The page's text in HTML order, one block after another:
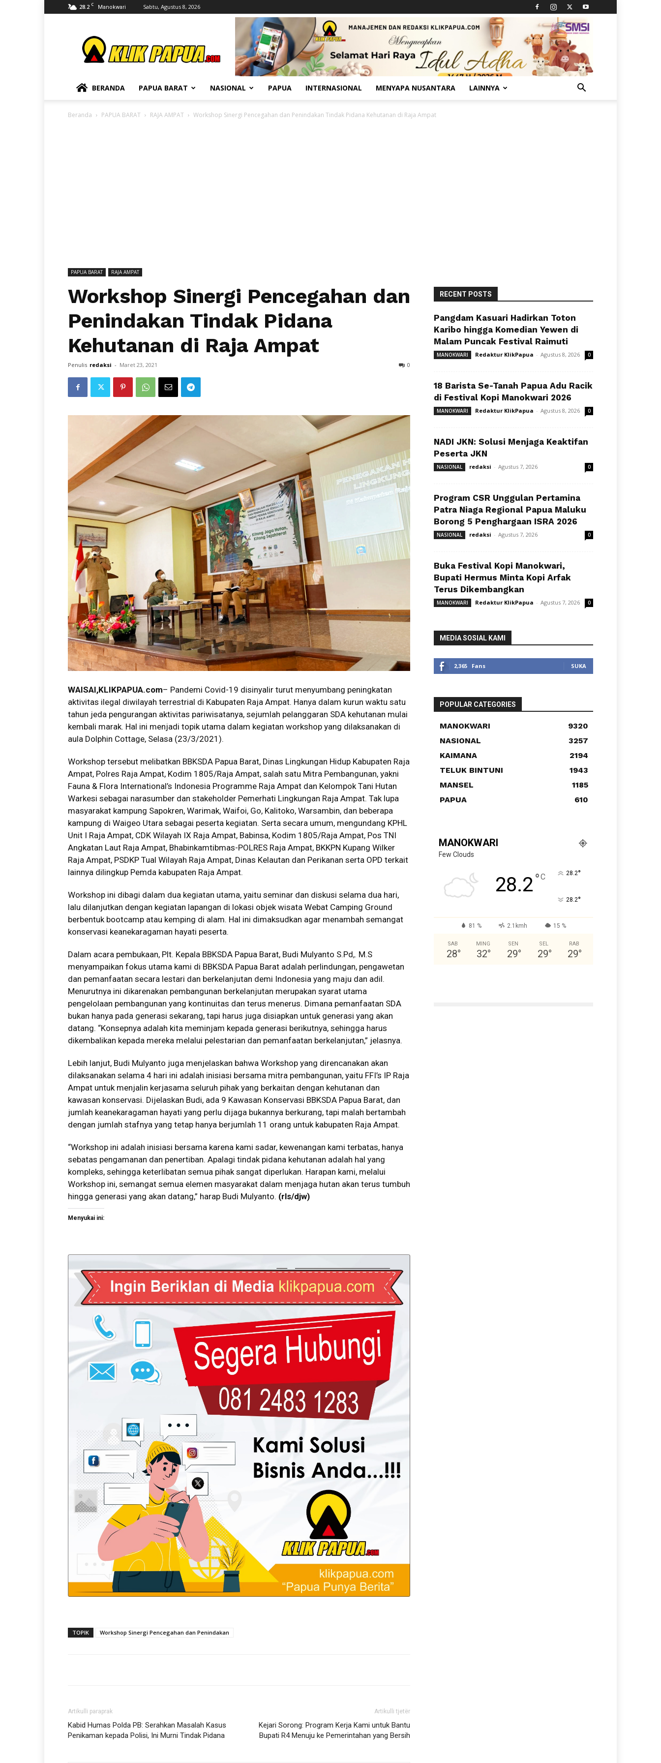
28.2 C Manokwari Sabtu, Agustus 8, 2026
BERANDA PAPUA BARAT NASIONAL PAPUA INTERNASIONAL MENYAPA NUSANTARA LAINNYA
Beranda PAPUA BARAT RAJA AMPAT Workshop Sinergi Pencegahan dan Penindakan Tindak Pidana Kehutanan di Raja Ampat
PAPUA BARAT RAJA AMPAT
Workshop Sinergi Pencegahan dan
Penindakan Tindak Pidana
Kehutanan di Raja Ampat
Penulis redaksi - Maret 23, 2021 0
WAISAI,KLIKPAPUA.com– Pandemi Covid-19 disinyalir turut menyumbang peningkatan
aktivitas ilegal diwilayah terrestrial di Kabupaten Raja Ampat. Hanya dalam kurun waktu satu
tahun jeda pengurangan aktivitas pariwisatanya, sejumlah pelanggaran SDA kehutanan mulai
kembali marak. Hal ini menjadi topik utama dalam kegiatan workshop yang dilaksanakan di
aula Dolphin Cottage, Selasa (23/3/2021).
Workshop tersebut melibatkan BBKSDA Papua Barat, Dinas Lingkungan Hidup Kabupaten Raja
Ampat, Polres Raja Ampat, Kodim 1805/Raja Ampat, salah satu Mitra Pembangunan, yakni
Fauna & Flora International’s Indonesia Programme Raja Ampat dan Kelompok Tani Hutan
Warkesi sebagai narasumber dan stakeholder Pemerhati Lingkungan Raja Ampat. Tak lupa
masyarakat kampung Sapokren, Warimak, Waifoi, Go, Kalitoko, Warsambin, dan beberapa
kampung di Waigeo Utara sebagai peserta kegiatan. Serta secara umum, mengundang KPHL
Unit I Raja Ampat, CDK Wilayah IX Raja Ampat, Babinsa, Kodim 1805/Raja Ampat, Pos TNI
Angkatan Laut Raja Ampat, Bhabinkamtibmas-POLRES Raja Ampat, BKKPN Kupang Wilker
Raja Ampat, PSDKP Tual Wilayah Raja Ampat, Dinas Kelautan dan Perikanan serta OPD terkait
lainnya dilingkup Pemda kabupaten Raja Ampat.
Workshop ini dibagi dalam dua kegiatan utama, yaitu seminar dan diskusi selama dua hari,
lalu dilanjutkan dengan kegiatan lapangan di lokasi objek wisata Webat Camping Ground
berbentuk bootcamp atau kemping di alam. Hal ini dimaksudkan agar menambah semangat
konservasi keanekaragaman hayati peserta.
Dalam acara pembukaan, Plt. Kepala BBKSDA Papua Barat, Budi Mulyanto S.Pd,. M.S
menyampaikan fokus utama kami di BBKSDA Papua Barat adalah perlindungan, pengawetan
dan pemanfaatan secara lestari dan berkelanjutan demi Indonesia yang maju dan adil.
Menurutnya ini dikarenakan pembangunan berkelanjutan merupakan syarat utama
pengelolaan pembangunan yang kontinuitas dan terus menerus. Dimana pemanfaatan SDA
bukan hanya pada generasi sekarang, tapi harus juga disiapkan untuk generasi yang akan
datang. “Konsepnya adalah kita meminjam kepada generasi berikutnya, sehingga harus
dikembalikan kepada mereka melalui pelestarian dan pemanfaatan berkelanjutan,” jelasnya.
Lebih lanjut, Budi Mulyanto juga menjelaskan bahwa Workshop yang direncanakan akan
dilaksanakan selama 4 hari ini adalah inisiasi bersama mitra pembangunan, yaitu FFI’s IP Raja
Ampat untuk menjalin kerjasama seluruh pihak yang berkaitan dengan kehutanan dan
kawasan konservasi. Dijelaskan Budi, ada 9 Kawasan Konservasi BBKSDA Papua Barat, dan
jumlah keanekaragaman hayati yang perlu dijaga bukannya berkurang, tapi malah bertambah
dengan jumlah stafnya yang tetap hanya berjumlah 11 orang untuk kabupaten Raja Ampat.
“Workshop ini adalah inisiasi bersama karena kami sadar, kewenangan kami terbatas, hanya
sebatas pengamanan dan penertiban. Apalagi tindak pidana kehutanan adalah hal yang
kompleks, sehingga keterlibatan semua pihak sangat diperlukan. Harapan kami, melalui
Workshop ini, semangat semua elemen masyarakat dalam menjaga hutan akan terus tumbuh
hingga generasi yang akan datang,” harap Budi Mulyanto. (rls/djw)
Menyukai ini:
TOPIK Workshop Sinergi Pencegahan dan Penindakan
Artikulli paraprak
Kabid Humas Polda PB: Serahkan Masalah Kasus
Penikaman kepada Polisi, Ini Murni Tindak Pidana
Artikulli tjetër
Kejari Sorong: Program Kerja Kami untuk Bantu
Bupati R4 Menuju ke Pemerintahan yang Bersih
RECENT POSTS
Pangdam Kasuari Hadirkan Toton
Karibo hingga Komedian Yewen di
Malam Puncak Festival Raimuti
MANOKWARI Redaktur KlikPapua - Agustus 8, 2026 0
18 Barista Se-Tanah Papua Adu Racik
di Festival Kopi Manokwari 2026
MANOKWARI Redaktur KlikPapua - Agustus 8, 2026 0
NADI JKN: Solusi Menjaga Keaktifan
Peserta JKN
NASIONAL redaksi - Agustus 7, 2026 0
Program CSR Unggulan Pertamina
Patra Niaga Regional Papua Maluku
Borong 5 Penghargaan ISRA 2026
NASIONAL redaksi - Agustus 7, 2026 0
Buka Festival Kopi Manokwari,
Bupati Hermus Minta Kopi Arfak
Terus Dikembangkan
MANOKWARI Redaktur KlikPapua - Agustus 7, 2026 0
MEDIA SOSIAL KAMI
2,365 Fans SUKA
POPULAR CATEGORIES
MANOKWARI
9320
NASIONAL
3257
KAIMANA
2194
TELUK BINTUNI
1943
MANSEL
1185
PAPUA
610
MANOKWARI
Few Clouds
28.2°C 28.2°
28.2°
81 % 2.1kmh 15 %
SAB
28°
MING
32°
SEN
29°
SEL
29°
RAB
29°